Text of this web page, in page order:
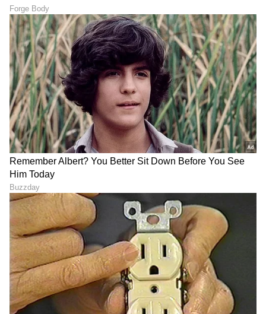
ABOUT THE AUTHOR
SD Suchethana D
Suchetana ಮಲೆನಾಡಿನ ಹೆಬ್ಬಾಗಿಲು ಶಿರಸಿಯವಳು. ಓದಿದ್ದು LLB,
ಒಲಿದದ್ದು ಪತ್ರಿಕೋದ್ಯಮ, ಪ್ರಜಾವಾಣಿಯಲ್ಲಿ 15 ವರ್ಷಗಳ
ಅನುಭವ. ಇದರಲ್ಲಿ 10 ವರ್ಷ ನ್ಯಾಯಾಂಗ ವರದಿಗಾರಿಕೆ. ಕಾನೂನು
ಮತ್ತು ಮಹಿಳಾ ಸಂವೇದನೆಗೆ ಸಂಬಂಧಿಸಿದ ಲೇಖನಗಳಿಗೆ ಕರ್ನಾಟಕ
ಮಾಧ್ಯಮ ಅಕಾಡೆಮಿ, ಮುಂಬೈನ ಲಾಡ್ಲಿ ಮೀಡಿಯಾ ಅವಾರ್ಡ್​,
ರೋಟರಿ ಎಕ್ಸಲೆನ್ಸ್​ ಅವಾರ್ಡ್​ ಸೇರಿದಂತೆ ಕೆಲವು ಪ್ರಶಸ್ತಿಗಳು
ಲಭಿಸಿವೆ. ಚೀನಾದಲ್ಲಿ ನಡೆದ ಭಾರತ ಮಟ್ಟದ ಯುವ ನಿಯೋಗದಲ್ಲಿ
ಮಾಧ್ಯಮ ಕ್ಷೇತ್ರದಿಂದ ಪ್ರತಿನಿಧಿಯಾಗಿ ಆಯ್ಕೆ. ವಿಜಯವಾಣಿಯಲ್ಲಿ
ಕೆಲಸ ಮಾಡಿ ಈಗ ದೂರದರ್ಶನ ಚಂದನದಲ್ಲಿ ಮತ್ತು ಏಷ್ಯಾನೆಟ್​
ಸುವರ್ಣದಲ್ಲಿ ಫ್ರೀಲ್ಯಾನ್ಸರ್​ ಆಗಿ ಕೆಲಸ ನಿರ್ವಹಣೆ.
ರೈಲು ಭಾರತ ಸುದ್ದಿ ಪ್ರವಾಸ